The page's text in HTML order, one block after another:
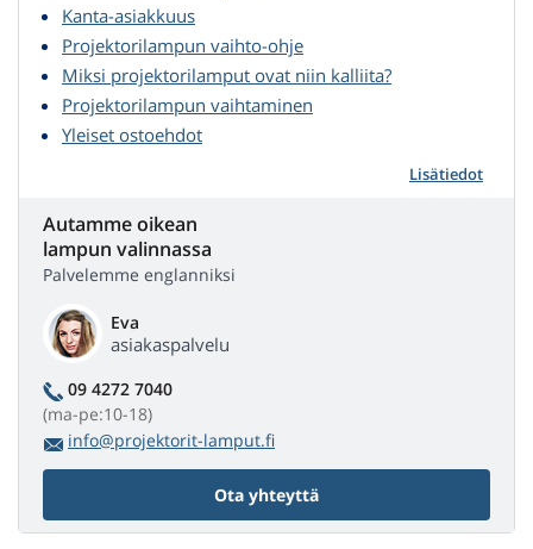
Kanta-asiakkuus
Projektorilampun vaihto-ohje
Miksi projektorilamput ovat niin kalliita?
Projektorilampun vaihtaminen
Yleiset ostoehdot
Lisätiedot
Autamme oikean
lampun valinnassa
Palvelemme englanniksi
Eva
asiakaspalvelu
09 4272 7040
(ma-pe:10-18)
info@projektorit-lamput.fi
Ota yhteyttä